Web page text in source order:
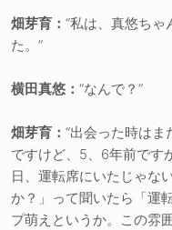
畑芽育： “私は、真悠ち
た。”
横田真悠： “なんで？”
畑芽育： “出会った時は
ですけど、5、6年前です
日、運転席にいたじゃな
か？」って聞いたら「運
プ萌えというか。この雰